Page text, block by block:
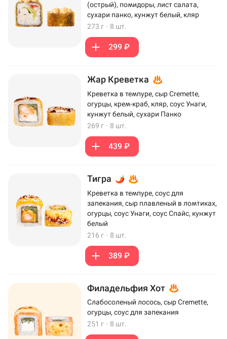
(острый), помидоры, лист салата,
сухари панко, кунжут белый, кляр
273 г · 8 шт.
299 ₽
Жар Креветка
Креветка в темпуре, сыр Cremette,
огурцы, крем-краб, кляр, соус Унаги,
кунжут белый, сухари Панко
269 г · 8 шт.
439 ₽
Тигра
Креветка в темпуре, соус для
запекания, сыр плавленый в ломтиках,
огурцы, соус Унаги, соус Спайс, кунжут
белый
216 г · 8 шт.
389 ₽
Филадельфия Хот
Слабосоленый лосось, сыр Cremette,
огурцы, соус для запекания
251 г · 8 шт.